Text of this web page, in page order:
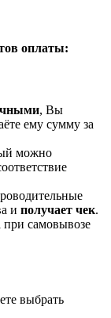
оплаты:
, Вы
ему сумму за
можно
и получает чек.
при самовывозе
выбрать